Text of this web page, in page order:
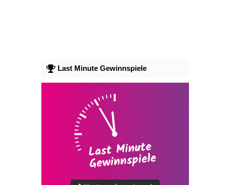
Last Minute Gewinnspiele